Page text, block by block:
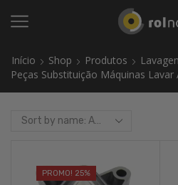
Início Shop Produtos
Peças Substituição Máquinas Lavar
PROMO! 25%